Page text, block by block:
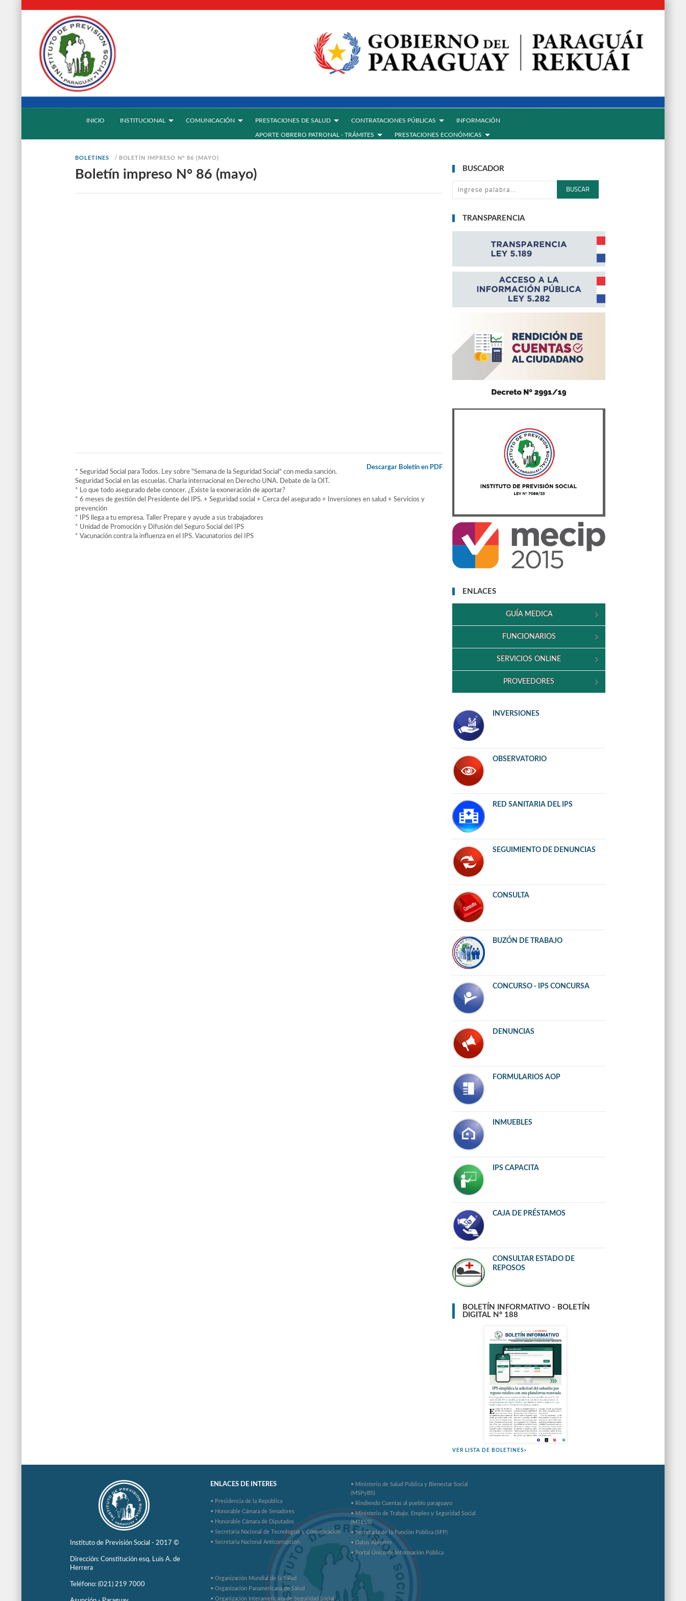
INICIO INSTITUCIONAL COMUNICACIÓN PRESTACIONES DE SALUD CONTRATACIONES PÚBLICAS INFORMACIÓN
APORTE OBRERO PATRONAL - TRÁMITES PRESTACIONES ECONÓMICAS
BOLETINES / BOLETÍN IMPRESO N° 86 (MAYO)
Boletín impreso N° 86 (mayo)
Descargar Boletín en PDF
* Seguridad Social para Todos. Ley sobre "Semana de la Seguridad Social" con media sanción.
Seguridad Social en las escuelas. Charla internacional en Derecho UNA. Debate de la OIT.
* Lo que todo asegurado debe conocer. ¿Existe la exoneración de aportar?
* 6 meses de gestión del Presidente del IPS. + Seguridad social + Cerca del asegurado + Inversiones en salud + Servicios y
prevención
* IPS llega a tu empresa. Taller Prepare y ayude a sus trabajadores
* Unidad de Promoción y Difusión del Seguro Social del IPS
* Vacunación contra la influenza en el IPS. Vacunatorios del IPS
BUSCADOR
BUSCAR
TRANSPARENCIA
ENLACES
GUÍA MEDICA
FUNCIONARIOS
SERVICIOS ONLINE
PROVEEDORES
INVERSIONES
OBSERVATORIO
RED SANITARIA DEL IPS
SEGUIMIENTO DE DENUNCIAS
CONSULTA
BUZÓN DE TRABAJO
CONCURSO - IPS CONCURSA
DENUNCIAS
FORMULARIOS AOP
INMUEBLES
IPS CAPACITA
CAJA DE PRÉSTAMOS
CONSULTAR ESTADO DE
REPOSOS
BOLETÍN INFORMATIVO - BOLETÍN
DIGITAL N° 188
VER LISTA DE BOLETINES>
Instituto de Previsión Social - 2017 ©
Dirección: Constitución esq. Luis A. de
Herrera
Teléfono: (021) 219 7000
ENLACES DE INTERES
• Presidencia de la República
• Honorable Cámara de Senadores
• Honorable Cámara de Diputados
• Secretaría Nacional de Tecnologías y Comunicación
• Secretaria Nacional Anticorrupción
• Ministerio de Salud Pública y Bienestar Social
(MSPyBS)
• Rindiendo Cuentas al pueblo paraguayo
• Ministerio de Trabajo, Empleo y Seguridad Social
(MTESS)
• Secretaría de la Función Pública (SFP)
• Datos Abiertos
• Portal Único de Información Pública
• Organización Mundial de la Salud
• Organización Panamericana de Salud
• Organización Interamericana de Seguridad Social